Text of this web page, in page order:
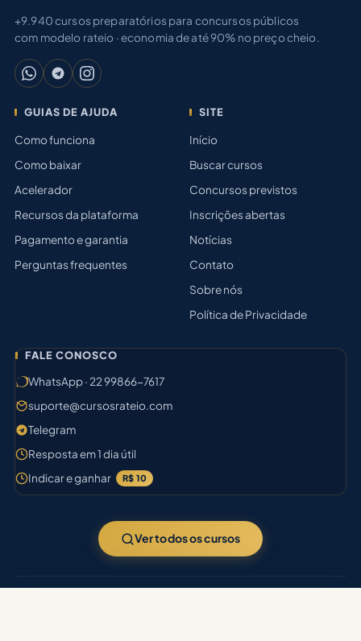
+9.940 cursos preparatórios para concursos públicos
com modelo rateio · economia de até 90% no preço cheio.
GUIAS DE AJUDA
Como funciona
Como baixar
Acelerador
Recursos da plataforma
Pagamento e garantia
Perguntas frequentes
SITE
Início
Buscar cursos
Concursos previstos
Inscrições abertas
Notícias
Contato
Sobre nós
Política de Privacidade
FALE CONOSCO
WhatsApp · 22 99866-7617
suporte@cursosrateio.com
Telegram
Resposta em 1 dia útil
Indicar e ganhar
R$ 10
Ver todos os cursos